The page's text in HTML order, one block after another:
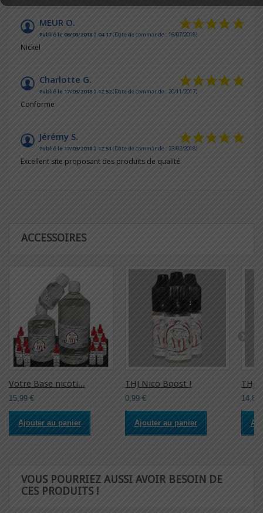
MEUR O.
Publié le 06/08/2018 à 04:17(Date de commande : 16/07/2018)
Nickel
Charlotte G.
Publié le 17/03/2018 à 12:52(Date de commande : 20/11/2017)
Conforme
Jérémy S.
Publié le 17/03/2018 à 12:51 (Date de commande : 23/02/2018)
Excellent site proposant des produits de qualité
ACCESSOIRES
Votre Base nicoti...
15,99 €
Ajouter au panier
THJ Nico Boost !
0,99 €
Ajouter au panier
THJ
14,85
VOUS POURRIEZ AUSSI AVOIR BESOIN DE
CES PRODUITS !